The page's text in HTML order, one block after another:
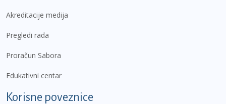
Akreditacije medija
Pregledi rada
Proračun Sabora
Edukativni centar
Korisne poveznice